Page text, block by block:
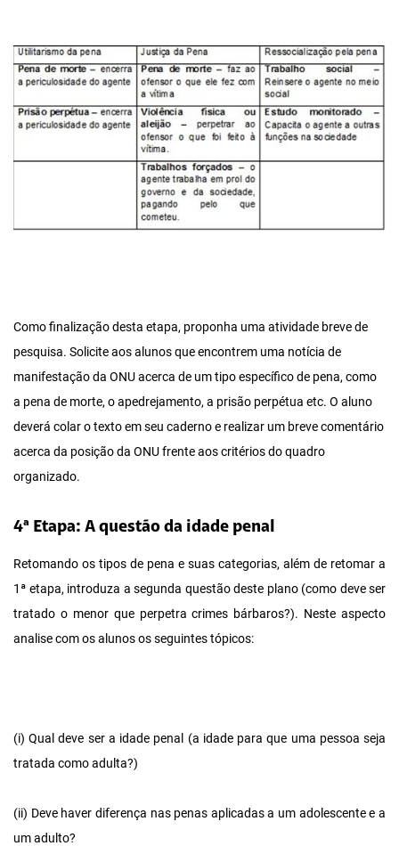
Como finalização desta etapa, proponha uma atividade breve de
pesquisa. Solicite aos alunos que encontrem uma notícia de
manifestação da ONU acerca de um tipo específico de pena, como
a pena de morte, o apedrejamento, a prisão perpétua etc. O aluno
deverá colar o texto em seu caderno e realizar um breve comentário
acerca da posição da ONU frente aos critérios do quadro
organizado.
4ª Etapa: A questão da idade penal
Retomando os tipos de pena e suas categorias, além de retomar a
1ª etapa, introduza a segunda questão deste plano (como deve ser
tratado o menor que perpetra crimes bárbaros?). Neste aspecto
analise com os alunos os seguintes tópicos:
(i) Qual deve ser a idade penal (a idade para que uma pessoa seja
tratada como adulta?)
(ii) Deve haver diferença nas penas aplicadas a um adolescente e a
um adulto?